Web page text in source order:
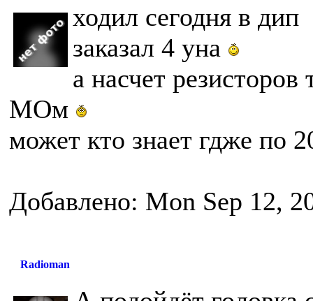
ходил сегодня в дип
заказал 4 уна
а насчет
МОм
может кто знает гдже по
Добавлено: Mon Sep 12,
Radioman